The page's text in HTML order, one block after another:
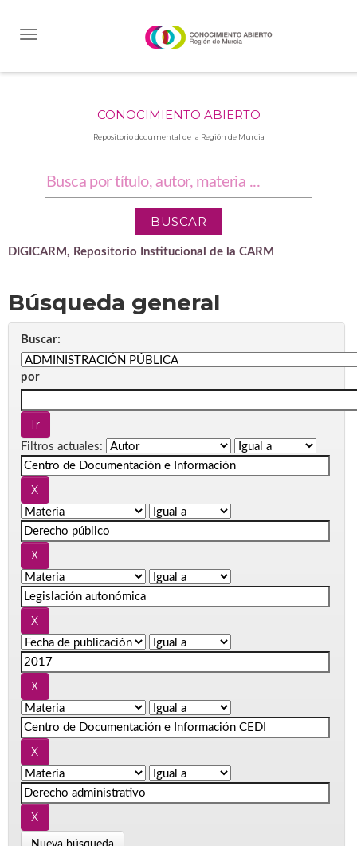
CONOCIMIENTO ABIERTO
Repositorio documental de la Región de Murcia
DIGICARM, Repositorio Institucional de la CARM
Búsqueda general
Buscar:
por
Filtros actuales: